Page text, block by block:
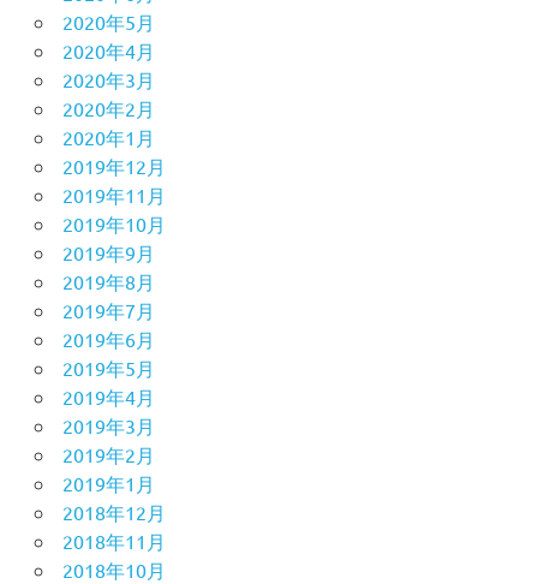
2020年5月
2020年4月
2020年3月
2020年2月
2020年1月
2019年12月
2019年11月
2019年10月
2019年9月
2019年8月
2019年7月
2019年6月
2019年5月
2019年4月
2019年3月
2019年2月
2019年1月
2018年12月
2018年11月
2018年10月